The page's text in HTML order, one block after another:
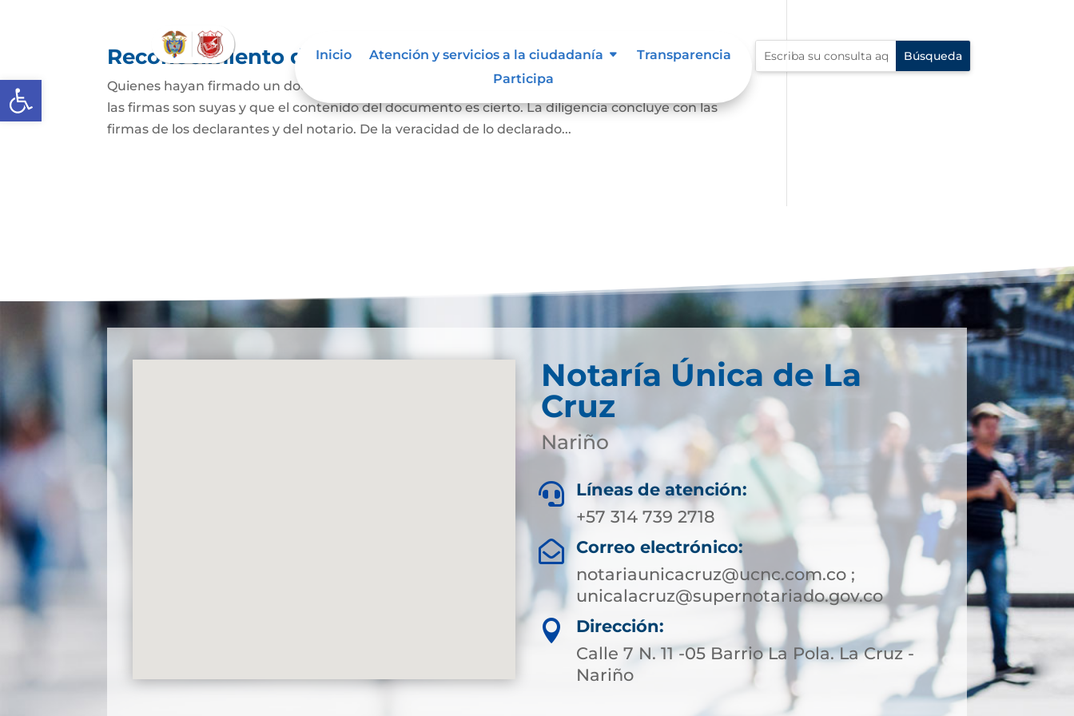
Abrir barra de herramientas
Inicio Atención y servicios a la ciudadanía
Transparencia
Participa
Reconocimiento de firma y contenido
Quienes hayan firmado un documento privado podrán acudir ante el notario para declarar que
las firmas son suyas y que el contenido del documento es cierto. La diligencia concluye con las
firmas de los declarantes y del notario. De la veracidad de lo declarado...
Notaría Única de La
Cruz
Nariño

Líneas de atención:
+57 314 739 2718

Correo electrónico:
notariaunicacruz@ucnc.com.co ;
unicalacruz@supernotariado.gov.co

Dirección:
Calle 7 N. 11 -05 Barrio La Pola. La Cruz -
Nariño